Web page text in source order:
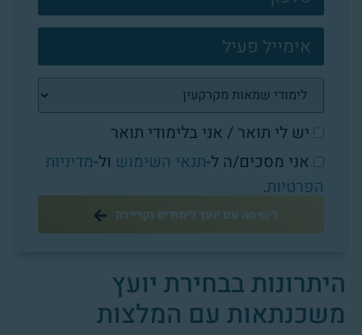
יש לי תואר / אני בלימודי תואר
אני מסכים/ה ל-תנאי השימוש ול-מדיניות
הפרטיות.
לשיחה עם יועץ לימודים וקריירה
היתרונות בבחירת יועץ
משכנתאות עם המלצות